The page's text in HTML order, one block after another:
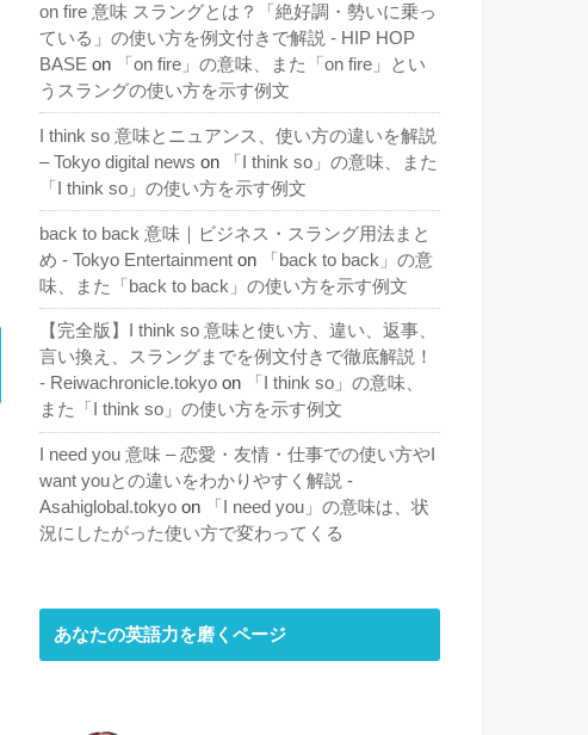
on fire 意味 スラングとは？「絶好調・勢いに乗っ
ている」の使い方を例文付きで解説 - HIP HOP
BASE on
「on fire」の意味、また「on fire」とい
うスラングの使い方を示す例文
I think so 意味とニュアンス、使い方の違いを解説
– Tokyo digital news on
「I think so」の意味、また
「I think so」の使い方を示す例文
back to back 意味｜ビジネス・スラング用法まと
め - Tokyo Entertainment on
「back to back」の意
味、また「back to back」の使い方を示す例文
【完全版】I think so 意味と使い方、違い、返事、
言い換え、スラングまでを例文付きで徹底解説！
- Reiwachronicle.tokyo on
「I think so」の意味、
また「I think so」の使い方を示す例文
I need you 意味 – 恋愛・友情・仕事での使い方やI
want youとの違いをわかりやすく解説 -
Asahiglobal.tokyo on
「I need you」の意味は、状
況にしたがった使い方で変わってくる
あなたの英語力を磨くページ